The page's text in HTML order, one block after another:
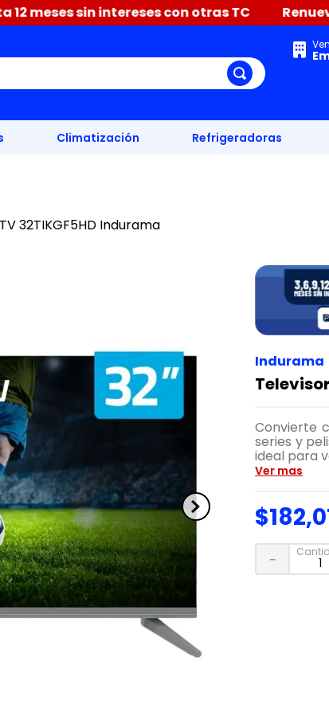
intereses con otras TC Renueva tu hogar
Climatización Refrigeradoras
32TIKGF5HD Indurama
Indurama
Convierte
series y
ideal para
Ver mas
$182,
－